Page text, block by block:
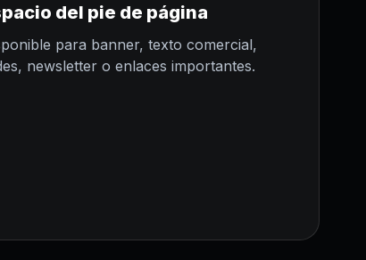
del pie de página
para banner, texto comercial,
newsletter o enlaces importantes.